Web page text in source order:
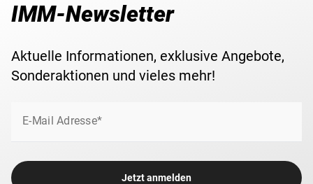
IMM-Newsletter
Aktuelle Informationen, exklusive Angebote,
Sonderaktionen und vieles mehr!
E-Mail Adresse*
Jetzt anmelden